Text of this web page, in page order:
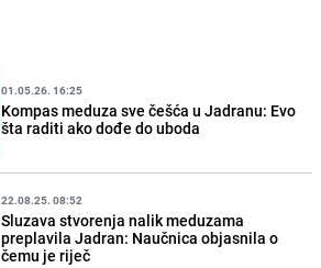
01.05.26. 16:25
Kompas meduza sve češća u Jadranu: Evo
šta raditi ako dođe do uboda
22.08.25. 08:52
Sluzava stvorenja nalik meduzama
preplavila Jadran: Naučnica objasnila o
čemu je riječ